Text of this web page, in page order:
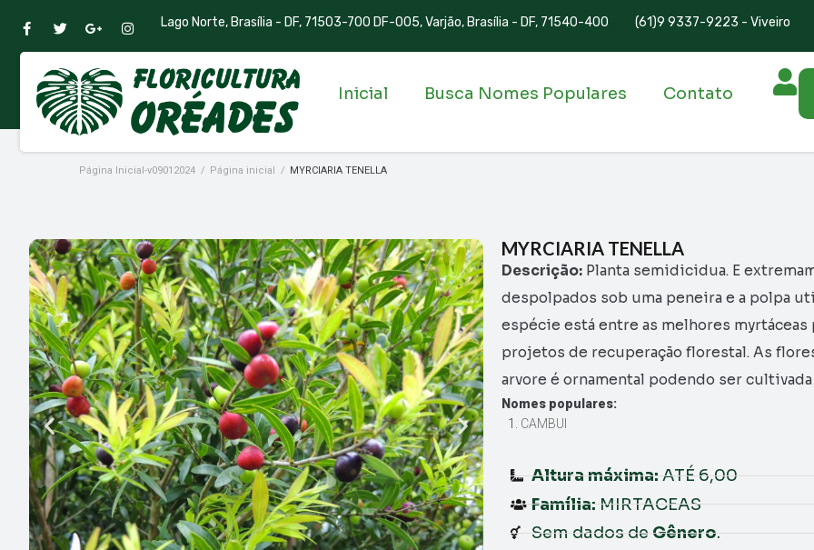
Lago Norte, Brasília - DF, 71503-700 DF-005, Varjão, Brasília - DF, 71540-400 (61)9 9337-9223 - Viveiro
Inicial Busca Nomes Populares Contato
Página Inicial-v09012024 / Página inicial / MYRCIARIA TENELLA
MYRCIARIA TENELLA
Descrição: Planta semidicidua. E
despolpados sob uma peneira e a polpa
espécie está entre as melhores
projetos de recuperação florestal. As
arvore é ornamental podendo ser
Nomes populares:
CAMBUI
Altura máxima: ATÉ 6,00
Família: MIRTACEAS
Sem dados de Gênero.